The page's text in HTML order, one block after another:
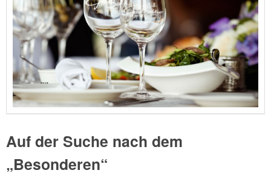
Auf der Suche nach dem
„Besonderen“